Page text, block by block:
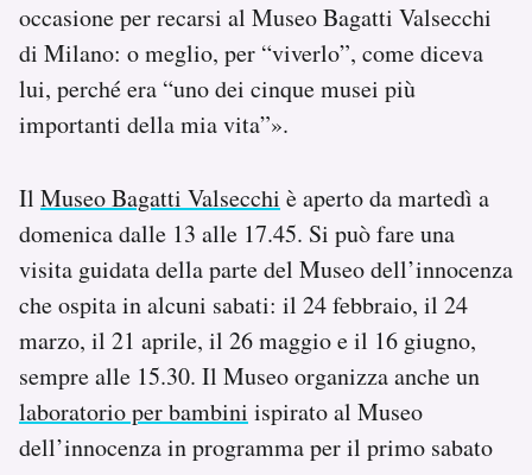
occasione per recarsi al Museo Bagatti Valsecchi
di Milano: o meglio, per “viverlo”, come diceva
lui, perché era “uno dei cinque musei più
importanti della mia vita”».
Il Museo Bagatti Valsecchi è aperto da martedì a
domenica dalle 13 alle 17.45. Si può fare una
visita guidata della parte del Museo dell’innocenza
che ospita in alcuni sabati: il 24 febbraio, il 24
marzo, il 21 aprile, il 26 maggio e il 16 giugno,
sempre alle 15.30. Il Museo organizza anche un
laboratorio per bambini ispirato al Museo
dell’innocenza in programma per il primo sabato